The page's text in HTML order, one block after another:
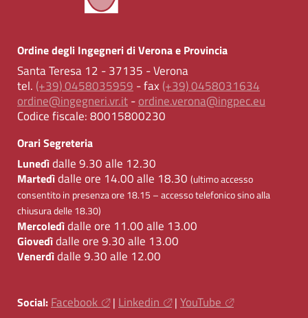
Ordine degli Ingegneri di Verona e Provincia
Santa Teresa 12 - 37135 - Verona
tel. (+39) 0458035959- fax (+39) 0458031634
ordine@ingegneri.vr.it-ordine.verona@ingpec.eu
Codice fiscale:80015800230
Orari Segreteria
Lunedìdalle 9.30 alle 12.30
Martedìdalle ore 14.00 alle 18.30 (ultimo accesso
consentito in presenza ore 18.15 – accesso telefonico sino alla
chiusura delle 18.30)
Mercoledìdalle ore 11.00 alle 13.00
Giovedìdalle ore 9.30 alle 13.00
Venerdìdalle 9.30 alle 12.00
Social:Facebook | Linkedin | YouTube